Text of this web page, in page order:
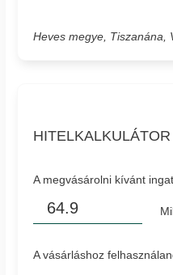
Heves megye, Tiszanána,
HITELKALKULÁTOR
A megvásárolni kívánt
A vásárláshoz